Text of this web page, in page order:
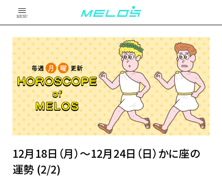
MENU
12月18日（月）～12月24日（日）かに座の
運勢 (2/2)